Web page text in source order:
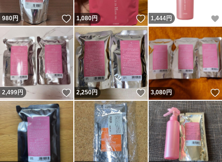
980円 いいね！
1,080円 いいね！
1,444円
2,499円 いいね！
2,250円 いいね！
3,080円